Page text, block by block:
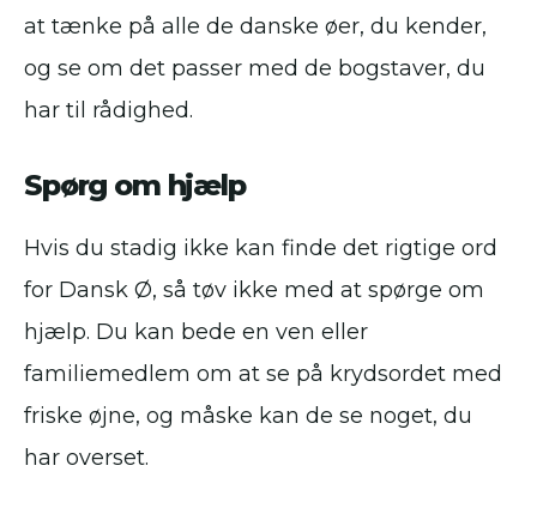
at tænke på alle de danske øer, du kender,
og se om det passer med de bogstaver, du
har til rådighed.
Spørg om hjælp
Hvis du stadig ikke kan finde det rigtige ord
for Dansk Ø, så tøv ikke med at spørge om
hjælp. Du kan bede en ven eller
familiemedlem om at se på krydsordet med
friske øjne, og måske kan de se noget, du
har overset.